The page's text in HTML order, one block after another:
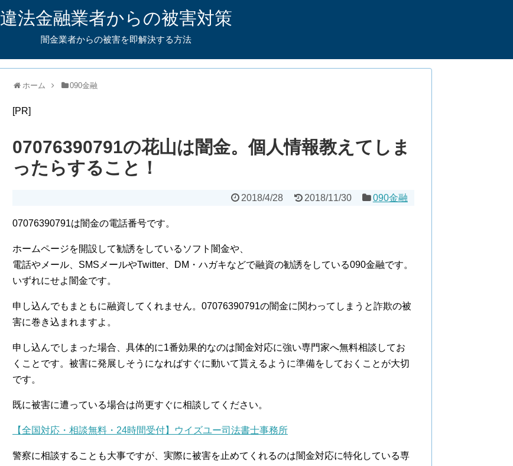
違法金融業者からの被害対策
闇金業者からの被害を即解決する方法
ホーム 090金融
[PR]
07076390791の花山は闇金。個人情報教えてしま
ったらすること！
2018/4/28 2018/11/30 090金融
07076390791は闇金の電話番号です。
ホームページを開設して勧誘をしているソフト闇金や、
電話やメール、SMSメールやTwitter、DM・ハガキなどで融資の勧誘をしている090金融です。
いずれにせよ闇金です。
申し込んでもまともに融資してくれません。07076390791の闇金に関わってしまうと詐欺の被
害に巻き込まれますよ。
申し込んでしまった場合、具体的に1番効果的なのは闇金対応に強い専門家へ無料相談してお
くことです。被害に発展しそうになればすぐに動いて貰えるように準備をしておくことが大切
です。
既に被害に遭っている場合は尚更すぐに相談してください。
【全国対応・相談無料・24時間受付】ウイズユー司法書士事務所
警察に相談することも大事ですが、実際に被害を止めてくれるのは闇金対応に特化している専